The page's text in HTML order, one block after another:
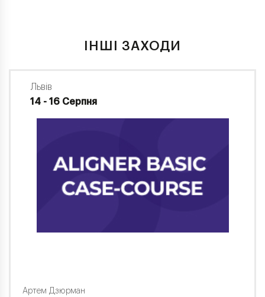
ІНШІ ЗАХОДИ
Львів
14 - 16 Серпня
Артем Дзюрман